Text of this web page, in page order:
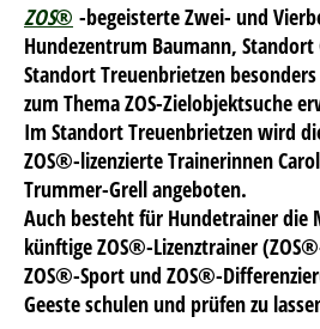
ZOS® -begeisterte Zwei- und
Hundezentrum Baumann, Standort
Standort Treuenbrietzen
zum Thema ZOS-Zielobjektsuche
Im Standort Treuenbrietzen wird
ZOS®-lizenzierte Trainerinnen
Trummer-Grell angeboten.
Auch besteht für Hundetrainer die
künftige ZOS®-Lizenztrainer
ZOS®-Sport und ZOS®-
Geeste schulen und prüfen zu